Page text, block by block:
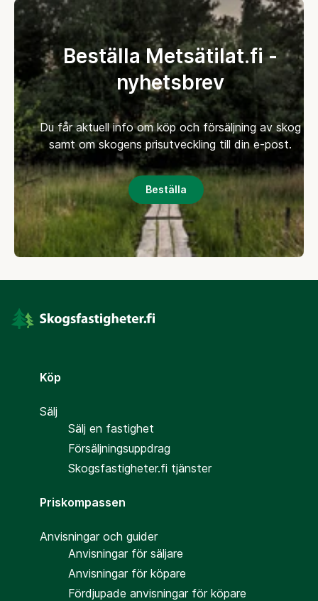
Beställa Metsätilat.fi -
nyhetsbrev
Du får aktuell info om köp och försäljning av skog
samt om skogens prisutveckling till din e-post.
Beställa
Köp
Sälj
Sälj en fastighet
Försäljningsuppdrag
Skogsfastigheter.fi tjänster
Priskompassen
Anvisningar och guider
Anvisningar för säljare
Anvisningar för köpare
Fördjupade anvisningar för köpare